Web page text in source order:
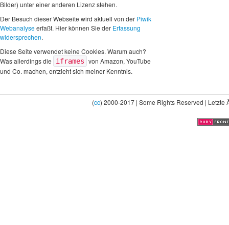
Bilder) unter einer anderen Lizenz stehen.
Der Besuch dieser Webseite wird aktuell von der Piwik
Webanalyseerfaßt. Hier können Sie der Erfassung
widersprechen.
Diese Seite verwendet keine Cookies. Warum auch?
Was allerdings die
iframes von Amazon, YouTube
und Co. machen, entzieht sich meiner Kenntnis.
(cc) 2000-2017 | Some Rights Reserved |